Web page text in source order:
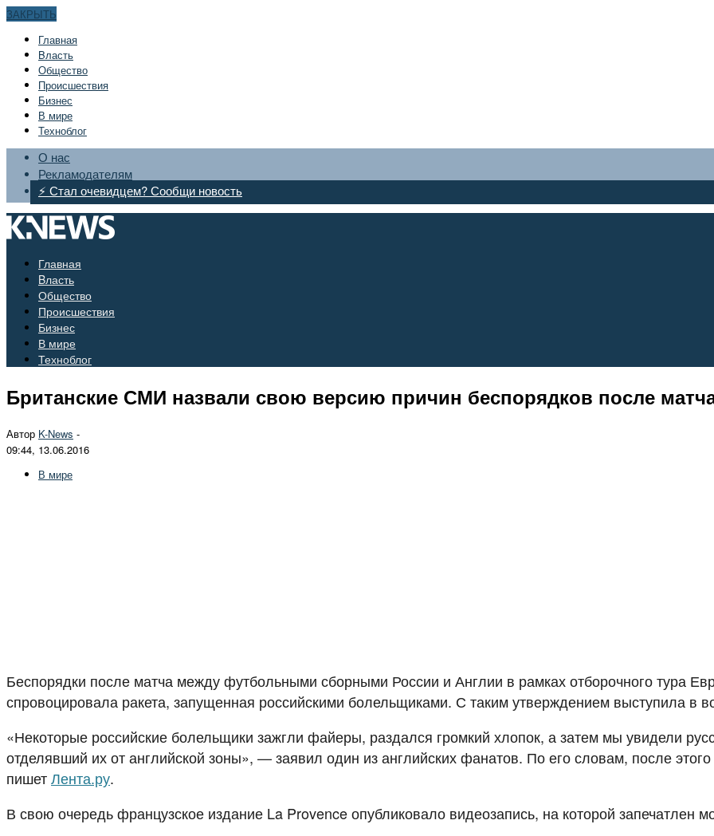
ЗАКРЫТЬ
Главная
Bласть
Общество
Происшествия
Бизнес
В мире
Техноблог
О нас
Рекламодателям
⚡ Стал очевидцем? Сообщи новость
Главная
Bласть
Общество
Происшествия
Бизнес
В мире
Техноблог
Британские СМИ назвали свою версию причин беспорядков после
Автор K-News -
09:44, 13.06.2016
В мире
Беспорядки после матча между футбольными сборными России и Англии в рамках отборочного тура
спровоцировала ракета, запущенная российскими болельщиками. С таким утверждением выступила в
«Некоторые российские болельщики зажгли файеры, раздался громкий хлопок, а затем мы увидели
отделявший их от английской зоны», — заявил один из английских фанатов. По его словам, после
пишетЛента.ру.
В свою очередь французское издание La Provence опубликовало видеозапись, на которой запечатлен